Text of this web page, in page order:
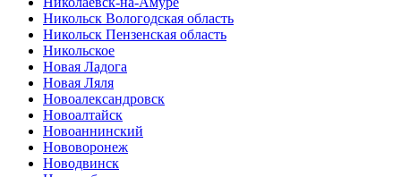
Никольск Вологодская область
Никольск Пензенская область
Никольское
Новая Ладога
Новая Ляля
Новоалександровск
Новоалтайск
Новоаннинский
Нововоронеж
Новодвинск